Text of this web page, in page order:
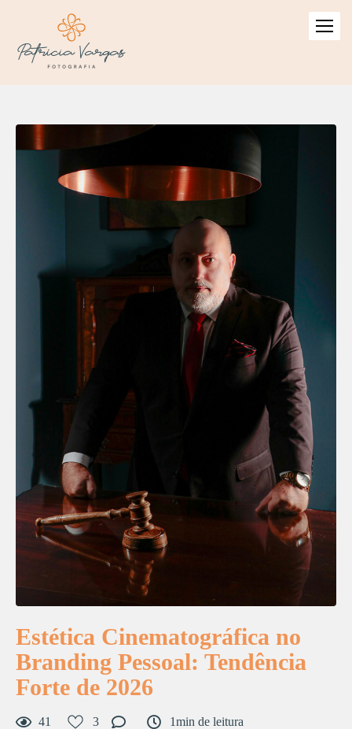
Estética Cinematográfica no
Branding Pessoal: Tendência
Forte de 2026
41 3 1min de leitura